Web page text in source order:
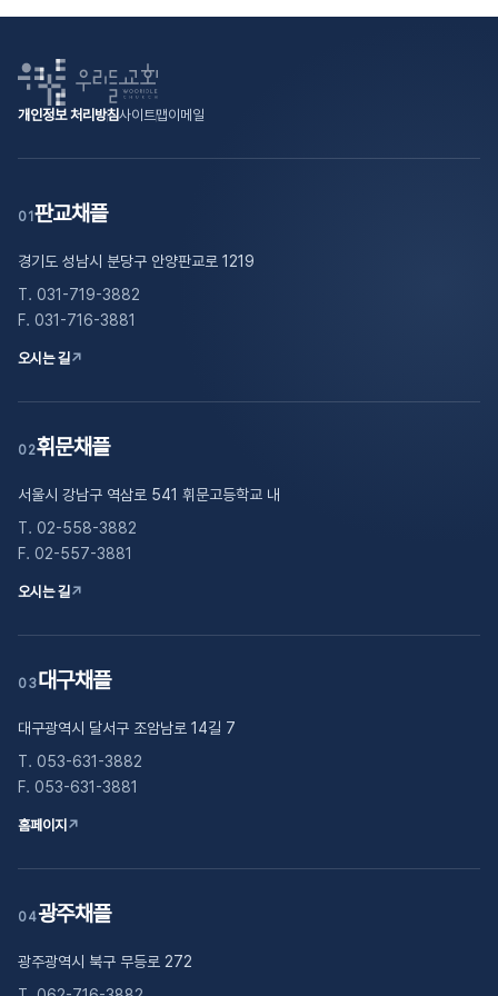
개인정보 처리방침사이트맵이메일
01 판교채플
경기도 성남시 분당구 안양판교로 1219
T. 031-719-3882
F. 031-716-3881
오시는 길↗
02휘문채플
서울시 강남구 역삼로 541 휘문고등학교 내
T. 02-558-3882
F. 02-557-3881
오시는 길↗
03대구채플
대구광역시 달서구 조암남로 14길 7
T. 053-631-3882
F. 053-631-3881
홈페이지 ↗
04광주채플
광주광역시 북구 무등로 272